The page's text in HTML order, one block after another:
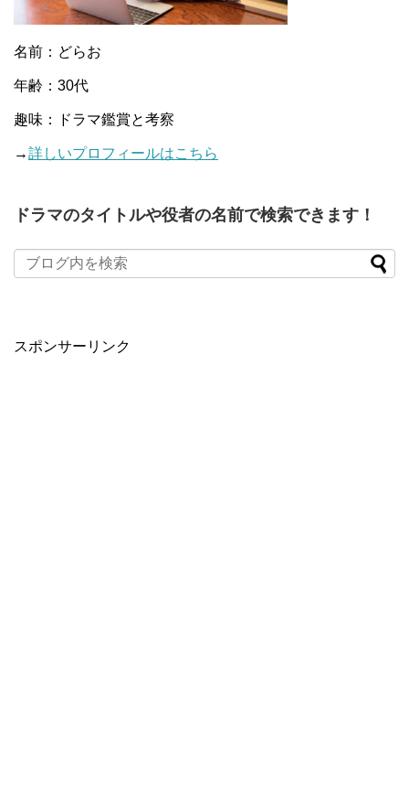
名前：どらお
年齢：30代
趣味：ドラマ鑑賞と考察
→詳しいプロフィールはこちら
ドラマのタイトルや役者の名前で検索できます！
スポンサーリンク